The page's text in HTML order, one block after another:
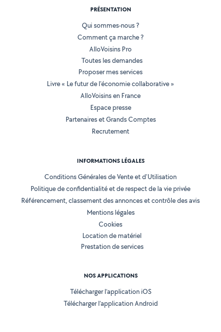
PRÉSENTATION
Qui sommes-nous ?
Comment ça marche ?
AlloVoisins Pro
Toutes les demandes
Proposer mes services
Livre « Le futur de l'économie collaborative »
AlloVoisins en France
Espace presse
Partenaires et Grands Comptes
Recrutement
INFORMATIONS LÉGALES
Conditions Générales de Vente et d'Utilisation
Politique de confidentialité et de respect de la vie privée
Référencement, classement des annonces et contrôle des avis
Mentions légales
Cookies
Location de matériel
Prestation de services
NOS APPLICATIONS
Télécharger l’application iOS
Télécharger l’application Android